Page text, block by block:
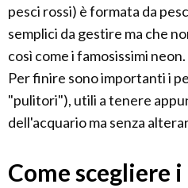
pesci rossi) è formata da
semplici da gestire ma che
così come i famosissimi neon.
Per finire sono importanti i
"pulitori"), utili a tenere
dell'acquario ma senza
Come scegliere